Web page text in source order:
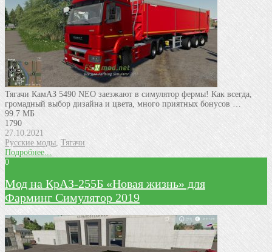
Тягачи КамАЗ 5490 NEO заезжают в симулятор фермы! Как всегда,
громадный выбор дизайна и цвета, много приятных бонусов …
99.7 МБ
1790
27.10.2021
Русские моды Тягачи
Подробнее...
0
Мод на КрАЗ-255Б «Новая жизнь» для
Фарминг Симулятор 2019